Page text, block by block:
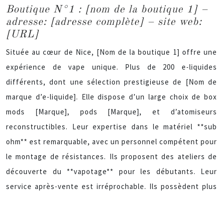
Boutique N°1 : [nom de la boutique 1] –
adresse: [adresse complète] – site web:
[URL]
Située au cœur de Nice, [Nom de la boutique 1] offre une
expérience de vape unique. Plus de 200 e-liquides
différents, dont une sélection prestigieuse de [Nom de
marque d’e-liquide]. Elle dispose d’un large choix de box
mods [Marque], pods [Marque], et d’atomiseurs
reconstructibles. Leur expertise dans le matériel **sub
ohm** est remarquable, avec un personnel compétent pour
le montage de résistances. Ils proposent des ateliers de
découverte du **vapotage** pour les débutants. Leur
service après-vente est irréprochable. Ils possèdent plus